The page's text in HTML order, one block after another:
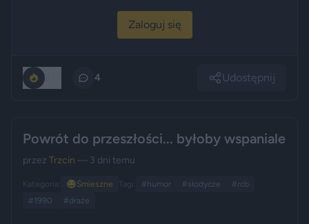
Zaloguj się
4 Udostępnij
Powrót do przeszłości... byłoby wspaniale
przez Trzcin — 3 dni temu
Kategoria: 😂Śmieszne Tagi: #humor #słodycze
#rcb
#1990
#draże